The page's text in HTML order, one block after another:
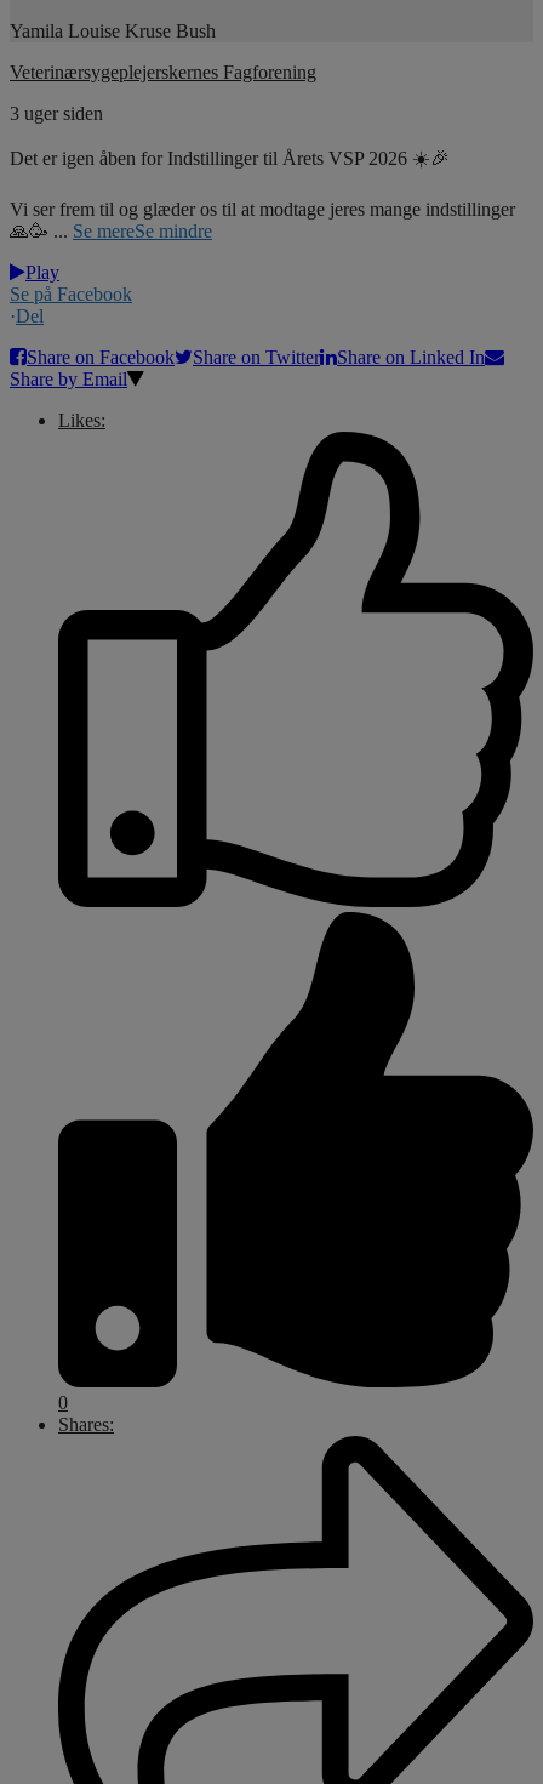
Yamila Louise Kruse Bush
Veterinærsygeplejerskernes Fagforening
3 uger siden
Det er igen åben for Indstillinger til Årets VSP 2026 ☀️🎉
Vi ser frem til og glæder os til at modtage jeres mange indstillinger
🙏🥳 ... Se mereSe mindre
Play
Se på Facebook
·Del
Share on Facebook
Share on Twitter
Share on Linked In
Share by Email
Likes:
0
Shares: